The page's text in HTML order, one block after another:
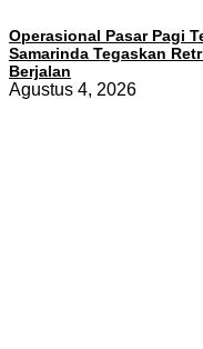
Operasional Pasar Pagi
Samarinda Tegaskan
Berjalan
Agustus 4, 2026